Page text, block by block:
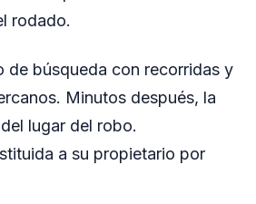
rodado.
de búsqueda con recorridas y
Minutos después, la
lugar del robo.
a su propietario por